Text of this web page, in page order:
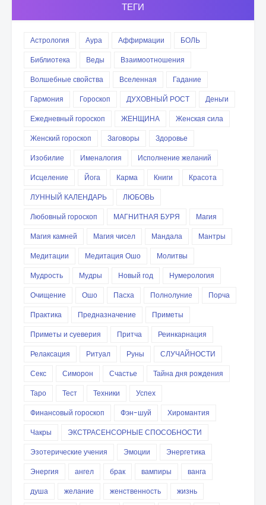
ТЕГИ
Астрология Аура Аффирмации
БОЛЬ
Библиотека
Веды
Взаимоотношения
Волшебные свойства
Вселенная
Гадание
Гармония
Гороскоп ДУХОВНЫЙ РОСТ
Деньги
Ежедневный гороскоп
ЖЕНЩИНА
Женская сила
Женский гороскоп
Заговоры
Здоровье
Изобилие
Именалогия
Исполнение желаний
Исцеление
Йога Карма Книги
Красота
ЛУННЫЙ КАЛЕНДАРЬ
ЛЮБОВЬ
Любовный гороскоп
МАГНИТНАЯ БУРЯ
Магия
Магия камней
Магия чисел Мандала
Мантры
Медитации
Медитация Ошо
Молитвы
Мудрость
Мудры Новый год
Нумерология
Очищение
Ошо Пасха Полнолуние
Порча
Практика
Предназначение
Приметы
Приметы и суеверия
Притча
Реинкарнация
Релаксация
Ритуал Руны
СЛУЧАЙНОСТИ
Секс
Симорон Счастье
Тайна дня рождения
Таро
Тест Техники
Успех
Финансовый гороскоп
Фэн-шуй
Хиромантия
Чакры
ЭКСТРАСЕНСОРНЫЕ СПОСОБНОСТИ
Эзотерические учения
Эмоции
Энергетика
Энергия
ангел брак вампиры
ванга
душа
желание женственность
жизнь